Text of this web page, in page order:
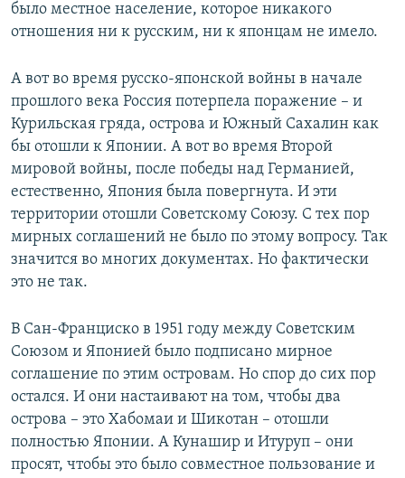
было местное население, которое никакого
отношения ни к русским, ни к японцам не имело.
А вот во время русско-японской войны в начале
прошлого века Россия потерпела поражение – и
Курильская гряда, острова и Южный Сахалин как
бы отошли к Японии. А вот во время Второй
мировой войны, после победы над Германией,
естественно, Япония была повергнута. И эти
территории отошли Советскому Союзу. С тех пор
мирных соглашений не было по этому вопросу. Так
значится во многих документах. Но фактически
это не так.
В Сан-Франциско в 1951 году между Советским
Союзом и Японией было подписано мирное
соглашение по этим островам. Но спор до сих пор
остался. И они настаивают на том, чтобы два
острова – это Хабомаи и Шикотан – отошли
полностью Японии. А Кунашир и Итуруп – они
просят, чтобы это было совместное пользование и